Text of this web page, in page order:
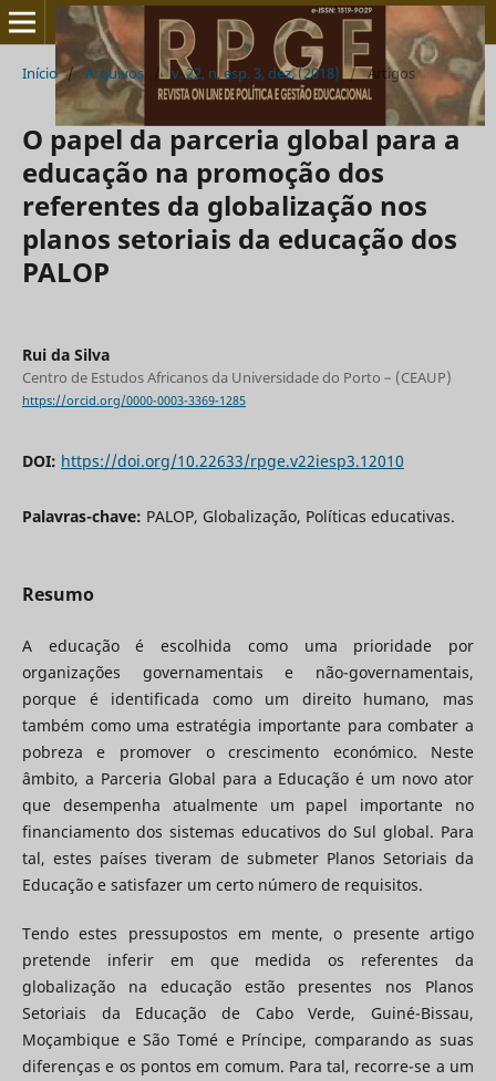
Início / Arquivos / v. 22, n. esp. 3, dez. (2018) / Artigos
O papel da parceria global para a
educação na promoção dos
referentes da globalização nos
planos setoriais da educação dos
PALOP
Rui da Silva
Centro de Estudos Africanos da Universidade do Porto – (CEAUP)
https://orcid.org/0000-0003-3369-1285
DOI: https://doi.org/10.22633/rpge.v22iesp3.12010
Palavras-chave: PALOP, Globalização, Políticas educativas.
Resumo
A educação é escolhida como uma prioridade por
organizações governamentais e não-governamentais,
porque é identificada como um direito humano, mas
também como uma estratégia importante para combater a
pobreza e promover o crescimento económico. Neste
âmbito, a Parceria Global para a Educação é um novo ator
que desempenha atualmente um papel importante no
financiamento dos sistemas educativos do Sul global. Para
tal, estes países tiveram de submeter Planos Setoriais da
Educação e satisfazer um certo número de requisitos.
Tendo estes pressupostos em mente, o presente artigo
pretende inferir em que medida os referentes da
globalização na educação estão presentes nos Planos
Setoriais da Educação de Cabo Verde, Guiné-Bissau,
Moçambique e São Tomé e Príncipe, comparando as suas
diferenças e os pontos em comum. Para tal, recorre-se a um